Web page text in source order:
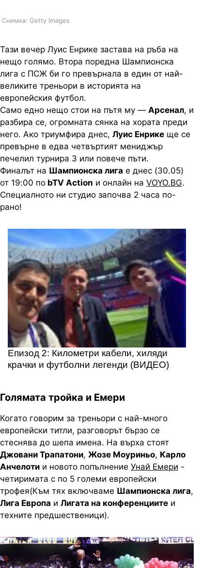
Снимка: Getty Images
Тази вечер Луис Енрике застава на ръба на
нещо голямо. Втора поредна Шампионска
лига с ПСЖ би го превърнала в един от най-
великите треньори в историята на
европейския футбол.
Само едно нещо стои на пътя му — Арсенал, и
разбира се, огромната сянка на хората преди
него. Ако триумфира днес, Луис Енрике ще се
превърне в едва четвъртият мениджър
печелил турнира 3 или повече пъти.
Финалът на Шампионска лига е днес (30.05)
от 19:00 по bTV Action и онлайн на VOYO.BG.
Специалното ни студио започва 2 часа по-
рано!
Епизод 2: Километри кабели, хиляди
крачки и футболни легенди (ВИДЕО)
Голямата тройка и Емери
Когато говорим за треньори с най-много
европейски титли, разговорът бързо се
стеснява до шепа имена. На върха стоят
Джовани Трапатони, Жозе Моуриньо, Карло
Анчелоти и новото попълнение Унай Емери -
четиримата с по 5 големи европейски
трофея(Към тях включваме Шампионска лига,
Лига Европа и Лигата на конференциите и
техните предшественици).